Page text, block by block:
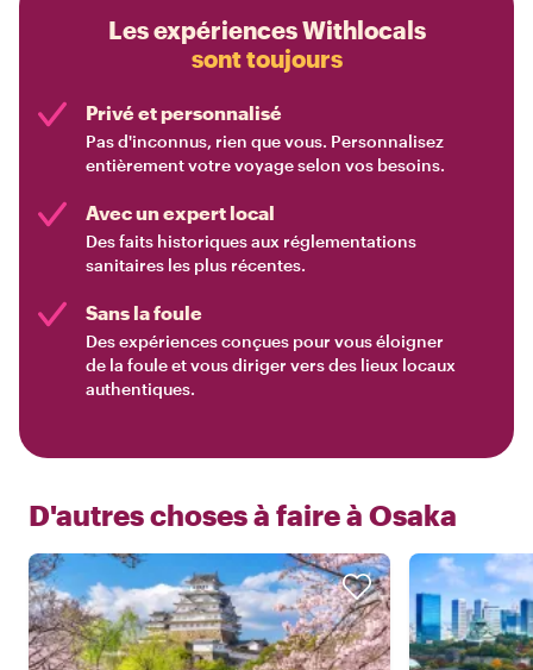
Les expériences Withlocals
sont toujours
Privé et personnalisé
Pas d'inconnus, rien que vous. Personnalisez
entièrement votre voyage selon vos besoins.
Avec un expert local
Des faits historiques aux réglementations
sanitaires les plus récentes.
Sans la foule
Des expériences conçues pour vous éloigner
de la foule et vous diriger vers des lieux locaux
authentiques.
D'autres choses à faire à Osaka